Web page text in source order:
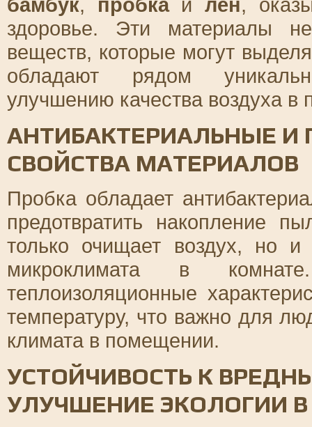
бамбук, пробкаилен,
здоровье. Эти материалы
веществ, которые могут
обладают рядом
улучшению качества воздуха в
АНТИБАКТЕРИАЛЬНЫЕ И
СВОЙСТВА МАТЕРИАЛОВ
Пробка обладает
предотвратить накопление
только очищает воздух, но и
микроклимата в
теплоизоляционные
температуру, что важно для
климата в помещении.
УСТОЙЧИВОСТЬ К
УЛУЧШЕНИЕ ЭКОЛОГИИ